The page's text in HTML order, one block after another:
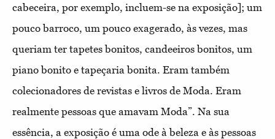
cabeceira, por exemplo, incluem-se na exposição]; um
pouco barroco, um pouco exagerado, às vezes, mas
queriam ter tapetes bonitos, candeeiros bonitos, um
piano bonito e tapeçaria bonita. Eram também
colecionadores de revistas e livros de Moda. Eram
realmente pessoas que amavam Moda”. Na sua
essência, a exposição é uma ode à beleza e às pessoas